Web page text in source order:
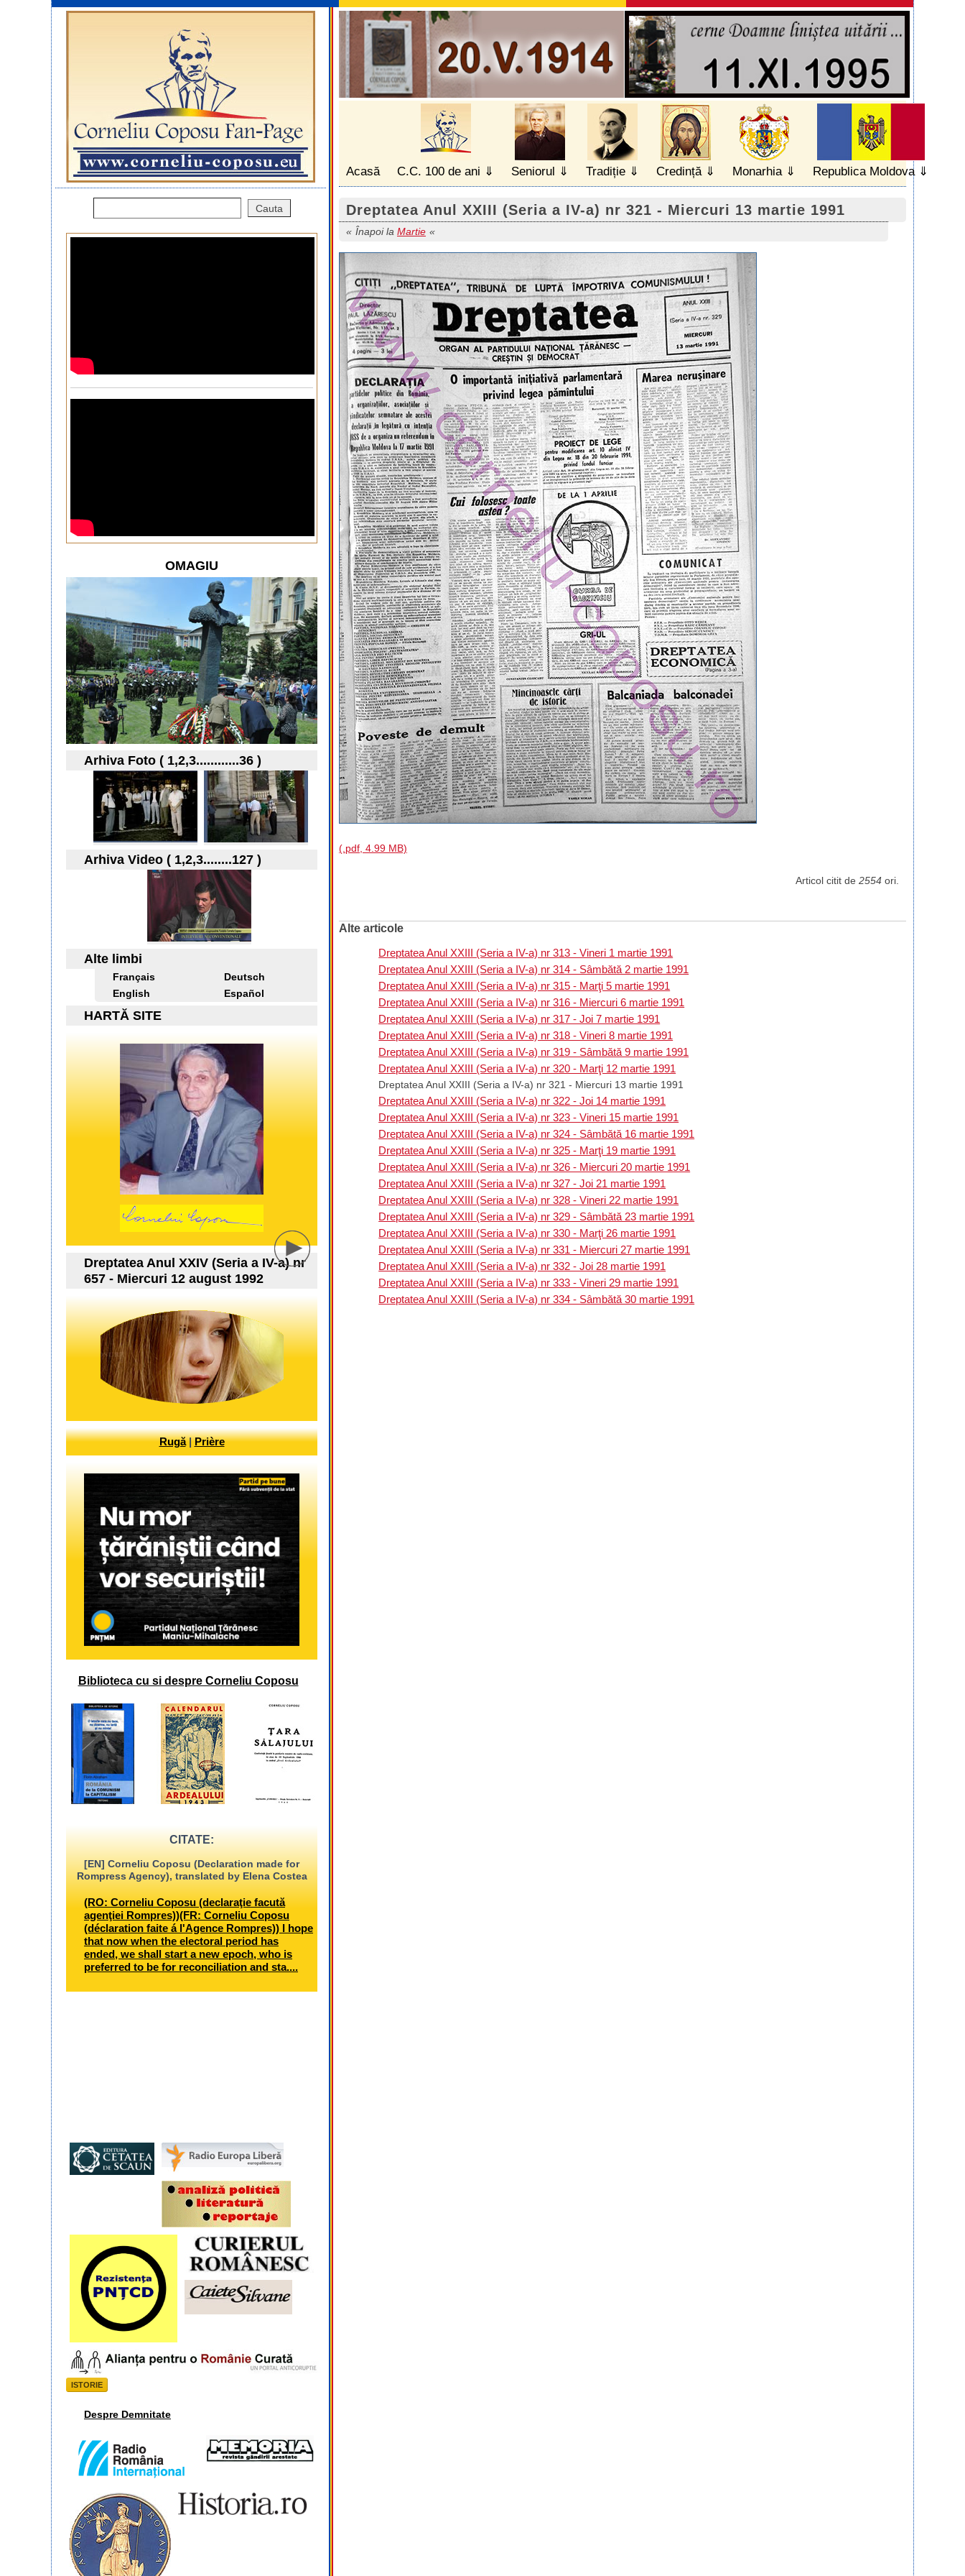
Acasă C.C. 100 de ani Seniorul Tradiție Credință Monarhia Republica Moldova
Dreptatea Anul XXIII (Seria a IV-a) nr 321 - Miercuri 13 martie 1991
Înapoi la Martie
(.pdf, 4.99 MB)
Articol citit de 2554 ori.
Alte articole
Dreptatea Anul XXIII (Seria a IV-a) nr 313 - Vineri 1 martie 1991
Dreptatea Anul XXIII (Seria a IV-a) nr 314 - Sâmbătă 2 martie 1991
Dreptatea Anul XXIII (Seria a IV-a) nr 315 - Marţi 5 martie 1991
Dreptatea Anul XXIII (Seria a IV-a) nr 316 - Miercuri 6 martie 1991
Dreptatea Anul XXIII (Seria a IV-a) nr 317 - Joi 7 martie 1991
Dreptatea Anul XXIII (Seria a IV-a) nr 318 - Vineri 8 martie 1991
Dreptatea Anul XXIII (Seria a IV-a) nr 319 - Sâmbătă 9 martie 1991
Dreptatea Anul XXIII (Seria a IV-a) nr 320 - Marţi 12 martie 1991
Dreptatea Anul XXIII (Seria a IV-a) nr 321 - Miercuri 13 martie 1991
Dreptatea Anul XXIII (Seria a IV-a) nr 322 - Joi 14 martie 1991
Dreptatea Anul XXIII (Seria a IV-a) nr 323 - Vineri 15 martie 1991
Dreptatea Anul XXIII (Seria a IV-a) nr 324 - Sâmbătă 16 martie 1991
Dreptatea Anul XXIII (Seria a IV-a) nr 325 - Marţi 19 martie 1991
Dreptatea Anul XXIII (Seria a IV-a) nr 326 - Miercuri 20 martie 1991
Dreptatea Anul XXIII (Seria a IV-a) nr 327 - Joi 21 martie 1991
Dreptatea Anul XXIII (Seria a IV-a) nr 328 - Vineri 22 martie 1991
Dreptatea Anul XXIII (Seria a IV-a) nr 329 - Sâmbătă 23 martie 1991
Dreptatea Anul XXIII (Seria a IV-a) nr 330 - Marţi 26 martie 1991
Dreptatea Anul XXIII (Seria a IV-a) nr 331 - Miercuri 27 martie 1991
Dreptatea Anul XXIII (Seria a IV-a) nr 332 - Joi 28 martie 1991
Dreptatea Anul XXIII (Seria a IV-a) nr 333 - Vineri 29 martie 1991
Dreptatea Anul XXIII (Seria a IV-a) nr 334 - Sâmbătă 30 martie 1991
OMAGIU
Arhiva Foto ( 1,2,3............36 )
Arhiva Video ( 1,2,3........127 )
Alte limbi
Français
Deutsch
English
Español
HARTĂ SITE
Dreptatea Anul XXIV (Seria a IV-a) nr
657 - Miercuri 12 august 1992
Rugă|Prière
Biblioteca cu si despre Corneliu Coposu
CITATE:
[EN] Corneliu Coposu (Declaration made for
Rompress Agency), translated by Elena Costea
(RO: Corneliu Coposu (declaraţie facută
agenţiei Rompres))(FR: Corneliu Coposu
(déclaration faite á l'Agence Rompres)) I hope
that now when the electoral period has
ended, we shall start a new epoch, who is
preferred to be for reconciliation and sta....
ISTORIE
Despre Demnitate